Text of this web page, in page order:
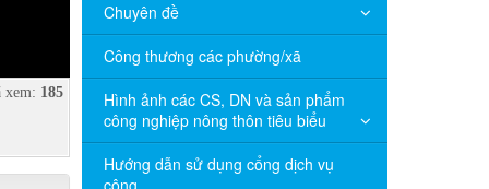
xem: 185
Chuyên đề
Công thương các phường/xã
Hình ảnh các CS, DN và sản phẩm
công nghiệp nông thôn tiêu biểu
Hướng dẫn sử dụng cổng dịch vụ
công